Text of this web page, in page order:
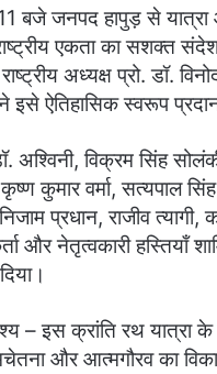
बजे जनपद हापुड़ से यात्रा
एकता का सशक्त
अध्यक्ष प्रो. डॉ.
इसे ऐतिहासिक स्वरूप
अश्विनी, विक्रम सिंह
कुमार वर्मा, सत्यपाल
प्रधान, राजीव
और नेतृत्वकारी हस्तियाँ
– इस क्रांति रथ यात्रा
और आत्मगौरव का